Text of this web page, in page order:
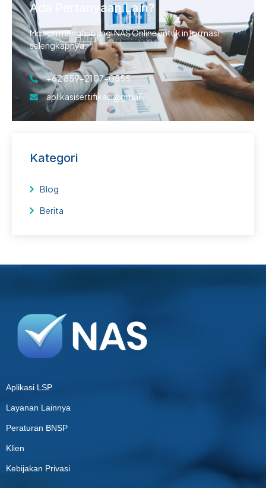
Ada Pertanyaan Lain?
Mohon menghubungi NAS Online untuk informasi
selengkapnya.
+62 859-2107-0555
aplikasisertifikasi@gmail.
Kategori
Blog
Berita
Aplikasi LSP
Layanan Lainnya
Peraturan BNSP
Klien
Kebijakan Privasi